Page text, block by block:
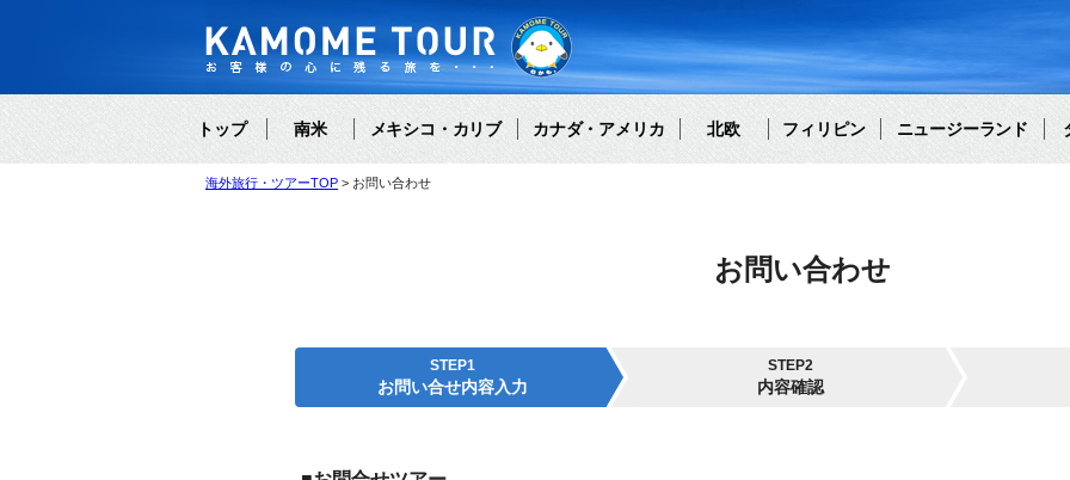
トップ 南米 メキシコ・カリブ カナダ・アメリカ 北欧 フィリピン ニュージーランド
海外旅行・ツアーTOP お問い合わせ
お問い合わせ
STEP1
お問い合せ内容入力
STEP2
内容確認